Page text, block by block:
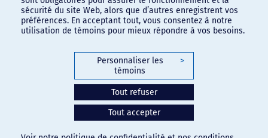
-Conditions d'utilisation
Paramètres des témoins
sécurité du site Web, alors que d’autres enregistrent vos
préférences. En acceptant tout, vous consentez à notre
utilisation de témoins pour mieux répondre à vos besoins.
Personnaliser les
témoins
>
Tout refuser
Tout accepter